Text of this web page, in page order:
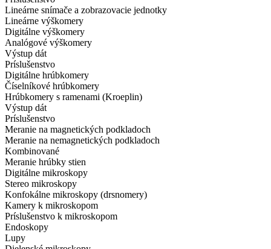
Lineárne snímače a zobrazovacie jednotky
Lineárne výškomery
Digitálne výškomery
Analógové výškomery
Výstup dát
Príslušenstvo
Digitálne hrúbkomery
Číselníkové hrúbkomery
Hrúbkomery s ramenami (Kroeplin)
Výstup dát
Príslušenstvo
Meranie na magnetických podkladoch
Meranie na nemagnetických podkladoch
Kombinované
Meranie hrúbky stien
Digitálne mikroskopy
Stereo mikroskopy
Konfokálne mikroskopy (drsnomery)
Kamery k mikroskopom
Príslušenstvo k mikroskopom
Endoskopy
Lupy